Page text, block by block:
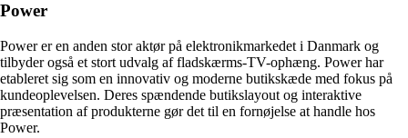
Power
Power er en anden stor aktør på elektronikmarkedet i Danmark og
tilbyder også et stort udvalg af fladskærms-TV-ophæng. Power har
etableret sig som en innovativ og moderne butikskæde med fokus på
kundeoplevelsen. Deres spændende butikslayout og interaktive
præsentation af produkterne gør det til en fornøjelse at handle hos
Power.